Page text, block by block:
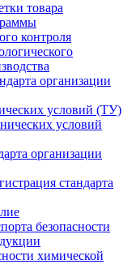
товара
контроля
организации
условий (ТУ)
условий
организации
стандарта
безопасности
химической